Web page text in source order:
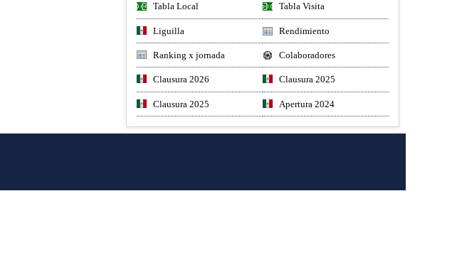
Tabla Local Tabla Visita
Liguilla Rendimiento
Ranking x jornada Colaboradores
Clausura 2026 Clausura 2025
Clausura 2025 Apertura 2024